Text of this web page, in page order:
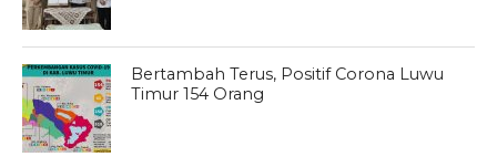
Bertambah Terus, Positif Corona Luwu
Timur 154 Orang